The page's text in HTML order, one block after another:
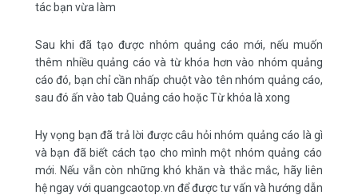
tác bạn vừa làm
Sau khi đã tạo được nhóm quảng cáo mới, nếu muốn
thêm nhiều quảng cáo và từ khóa hơn vào nhóm quảng
cáo đó, bạn chỉ cần nhấp chuột vào tên nhóm quảng cáo,
sau đó ấn vào tab Quảng cáo hoặc Từ khóa là xong
Hy vọng bạn đã trả lời được câu hỏinhóm quảng cáo là gì
và bạn đã biết cách tạo cho mình một nhóm quảng cáo
mới. Nếu vẫn còn những khó khăn và thắc mắc, hãy liên
hệ ngay với quangcaotop.vn để được tư vấn và hướng dẫn